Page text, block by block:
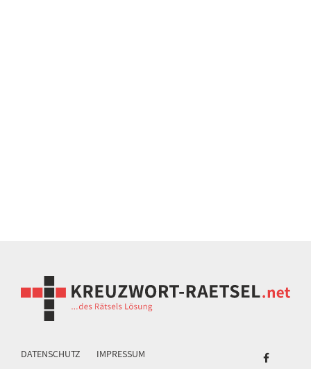
DATENSCHUTZ IMPRESSUM